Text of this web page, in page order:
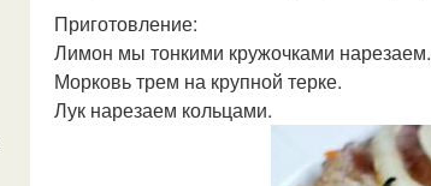
Приготовление:
Лимон мы тонкими кружочками нарезаем.
Морковь трем на крупной терке.
Лук нарезаем кольцами.